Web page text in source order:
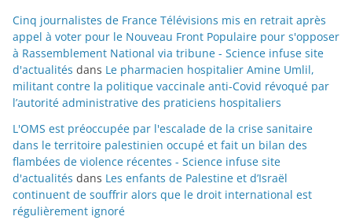
Cinq journalistes de France Télévisions mis en retrait après
appel à voter pour le Nouveau Front Populaire pour s'opposer
à Rassemblement National via tribune - Science infuse site
d'actualités dans Le pharmacien hospitalier Amine Umlil,
militant contre la politique vaccinale anti-Covid révoqué par
l’autorité administrative des praticiens hospitaliers
L'OMS est préoccupée par l'escalade de la crise sanitaire
dans le territoire palestinien occupé et fait un bilan des
flambées de violence récentes - Science infuse site
d'actualités dans Les enfants de Palestine et d’Israël
continuent de souffrir alors que le droit international est
régulièrement ignoré